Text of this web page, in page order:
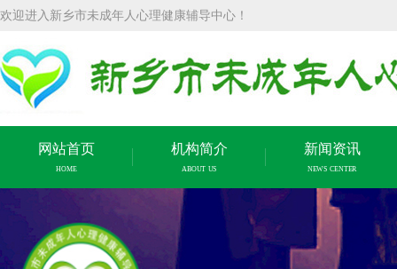
欢迎进入新乡市未成年人心理健康辅导中心！
网站首页
HOME
机构简介
ABOUT US
新闻资讯
NEWS CENTER